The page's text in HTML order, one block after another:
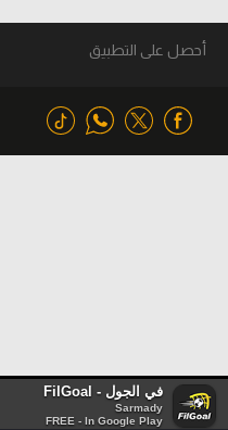
أحصل على التطبيق
في الجول - FilGoal
Sarmady
FREE - In Google Play